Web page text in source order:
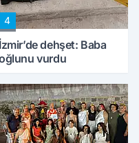
4
İzmir’de dehşet: Baba
vurdu